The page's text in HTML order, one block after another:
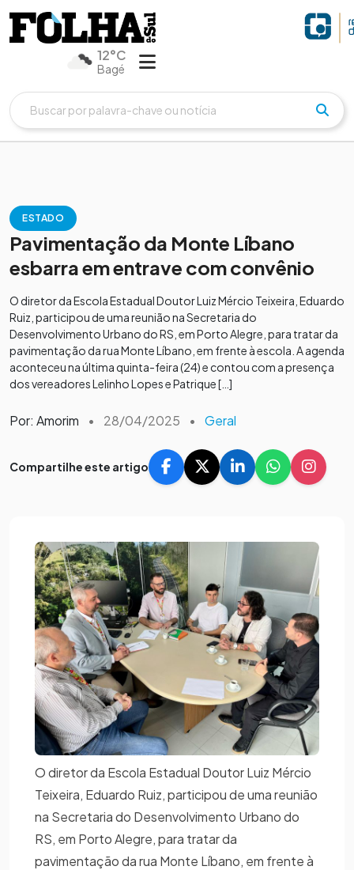
12°C
Bagé
ESTADO
Pavimentação da Monte Líbano
esbarra em entrave com convênio
O diretor da Escola Estadual Doutor Luiz Mércio Teixeira, Eduardo
Ruiz, participou de uma reunião na Secretaria do
Desenvolvimento Urbano do RS, em Porto Alegre, para tratar da
pavimentação da rua Monte Líbano, em frente à escola. A agenda
aconteceu na última quinta-feira (24) e contou com a presença
dos vereadores Lelinho Lopes e Patrique […]
Por: Amorim • 28/04/2025 • Geral
Compartilhe este artigo
O diretor da Escola Estadual Doutor Luiz Mércio
Teixeira, Eduardo Ruiz, participou de uma reunião
na Secretaria do Desenvolvimento Urbano do
RS, em Porto Alegre, para tratar da
pavimentação da rua Monte Líbano, em frente à